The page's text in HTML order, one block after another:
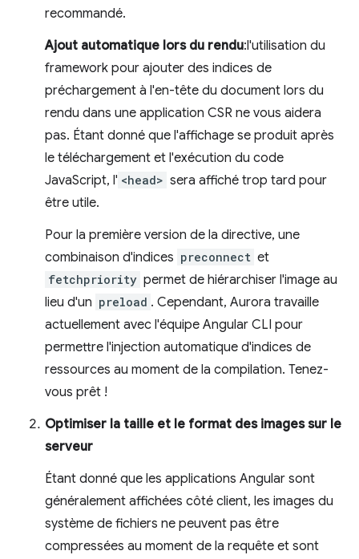
recommandé.
Ajout automatique lors du rendu:l'utilisation du
framework pour ajouter des indices de
préchargement à l'en-tête du document lors du
rendu dans une application CSR ne vous aidera
pas. Étant donné que l'affichage se produit après
le téléchargement et l'exécution du code
JavaScript, l' <head> sera affiché trop tard pour
être utile.
Pour la première version de la directive, une
combinaison d'indices preconnect et
fetchpriority permet de hiérarchiser l'image au
lieu d'un preload . Cependant, Aurora travaille
actuellement avec l'équipe Angular CLI pour
permettre l'injection automatique d'indices de
ressources au moment de la compilation. Tenez-
vous prêt !
Optimiser la taille et le format des images sur le
serveur
Étant donné que les applications Angular sont
généralement affichées côté client, les images du
système de fichiers ne peuvent pas être
compressées au moment de la requête et sont